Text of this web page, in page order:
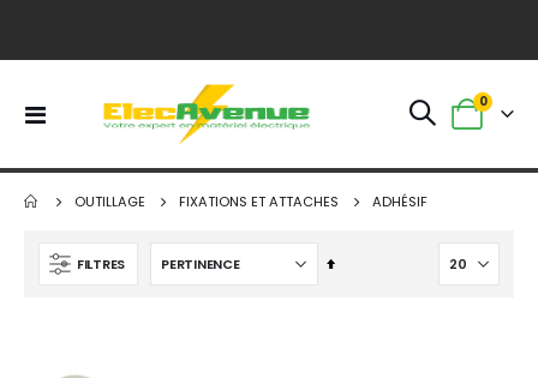
Basculer
Panier
0
OUTILLAGE FIXATIONS ET ATTACHES ADHÉSIF
FILTRES
Par